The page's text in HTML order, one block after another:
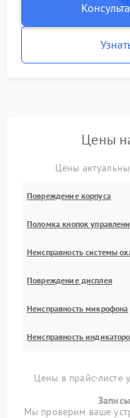
Цены
Цены
Повреждение корпуса
Поломка кнопок
Неисправность системы
Повреждение дисплея
Неисправность микрофона
Неисправность
Цены в прайс-листе
Мы проверим ваше